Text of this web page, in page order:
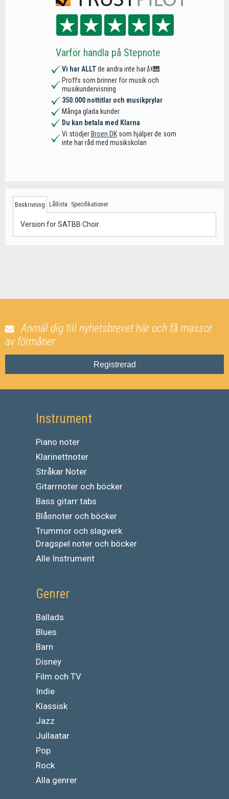
Varför handla på Stepnote
Vi har ALLTde andra inte har🎻🎹
Proffs som brinner för musik och
musikundervisning
350.000 nottitlar och musikprylar
Många glada kunder
Du kan betala med Klarna
Vi stödjer Broen DKsom hjälper de som
inte har råd med musikskolan
Beskrivning Låtlista Specifikationer
Version for SATBB Choir.
Anmäl dig till nyhetsbrevet här och få massor
av förmåner
Registrerad
Instrument
Piano noter
Klarinettnoter
Stråkar Noter
Gitarrnoter och böcker
Bass gitarr tabs
Blåsnoter och böcker
Trummor och slagverk
Dragspel noter och böcker
Alle Instrument
Genrer
Ballads
Blues
Barn
Disney
Film och TV
Indie
Klassisk
Jazz
Jullaatar
Pop
Rock
Alla genrer